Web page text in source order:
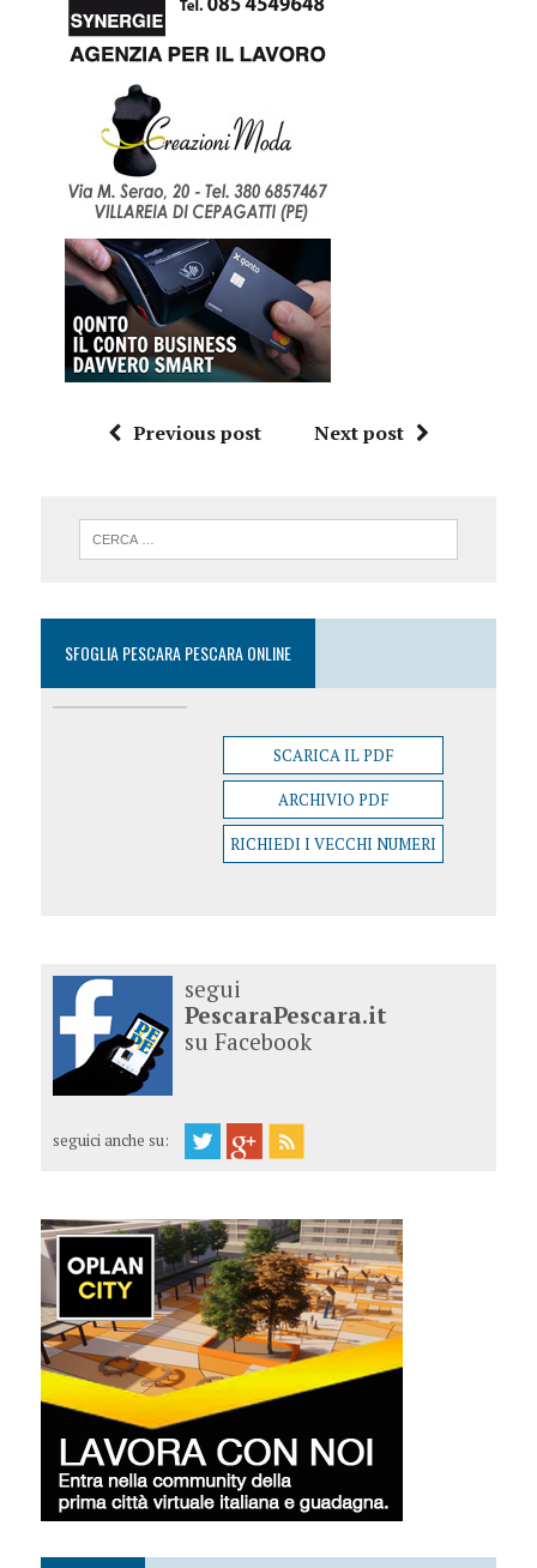
Previous post Next post
SFOGLIA PESCARA PESCARA ONLINE
SCARICA IL PDF
ARCHIVIO PDF
RICHIEDI I VECCHI NUMERI
segui
PescaraPescara.it
su Facebook
seguici anche su: